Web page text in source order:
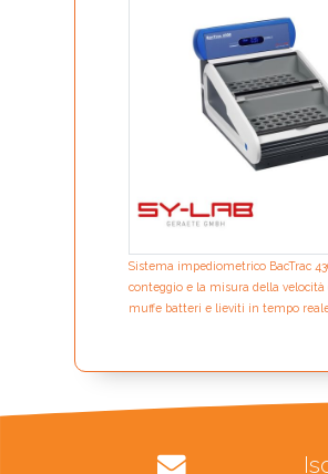
Sistema impediometrico BacTrac
conteggio e la misura della velocità
muffe batteri e lieviti in tempo